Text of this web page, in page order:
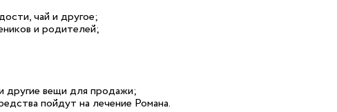
чай и другое;
и родителей;
другие вещи для продажи;
пойдут на лечение Романа.